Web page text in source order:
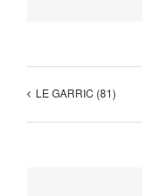
LE GARRIC (81)